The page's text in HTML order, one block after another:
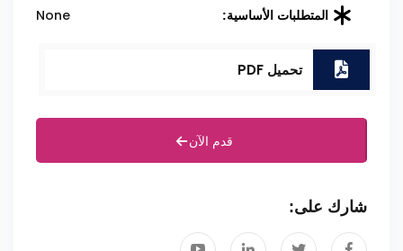
المتطلبات الأساسية: None
تحميل PDF
قدم الآن
شارك على: